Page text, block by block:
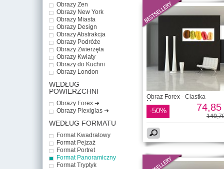
Obrazy Zen
Obrazy New York
Obrazy Miasta
Obrazy Design
Obrazy Abstrakcja
Obrazy Podróże
Obrazy Zwierzęta
Obrazy Kwiaty
Obrazy do Kuchni
Obrazy London
WEDŁUG
POWIERZCHNI
Obrazy Forex ➜
Obrazy Plexiglas ➜
WEDŁUG FORMATU
Format Kwadratowy
Format Pejzaż
Format Portret
Format Panoramiczny
Format Tryptyk
Obraz Forex - Ciastka
Macarons
-50% 74,85